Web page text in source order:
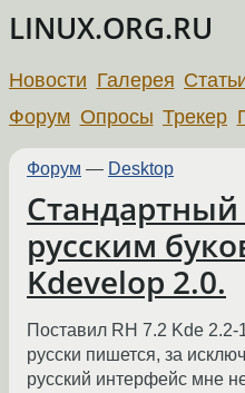
LINUX.ORG.RU
Новости Галерея
Форум Опросы Трекер
Форум — Desktop
русским
Kdevelop 2.0.
Поставил RH 7.2 Kde 2.2-
русски пишется, за
русский интерфейс мне